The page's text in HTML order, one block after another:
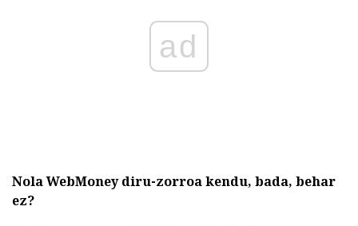
ad
Nola WebMoney diru-zorroa kendu, bada, behar
ez?